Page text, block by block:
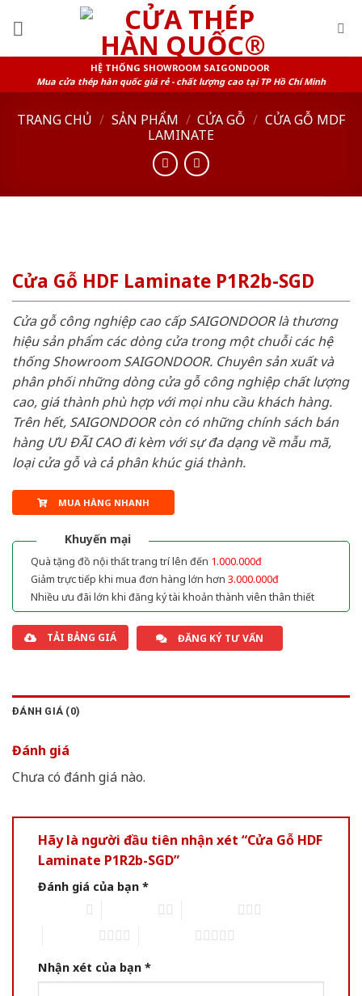
HỆ THỐNG SHOWROOM SAIGONDOOR
Mua cửa thép hàn quốc giá rẻ - chất lượng cao tại TP Hồ Chí Minh
TRANG CHỦ / SẢN PHẨM / CỬA GỖ / CỬA GỖ MDF
LAMINATE
Cửa Gỗ HDF Laminate P1R2b-SGD
Cửa gỗ công nghiệp cao cấp SAIGONDOOR là thương
hiệu sản phẩm các dòng cửa trong một chuỗi các hệ
thống Showroom SAIGONDOOR. Chuyên sản xuất và
phân phối những dòng cửa gỗ công nghiệp chất lượng
cao, giá thành phù hợp với mọi nhu cầu khách hàng.
Trên hết, SAIGONDOOR còn có những chính sách bán
hàng ƯU ĐÃI CAO đi kèm với sự đa dạng về mẫu mã,
loại cửa gỗ và cả phân khúc giá thành.
MUA HÀNG NHANH
Khuyến mại
Quà tặng đồ nội thất trang trí lên đến 1.000.000đ
Giảm trực tiếp khi mua đơn hàng lớn hơn 3.000.000đ
Nhiều ưu đãi lớn khi đăng ký tài khoản thành viên thân thiết
TẢI BẢNG GIÁ ĐĂNG KÝ TƯ VẤN
ĐÁNH GIÁ (0)
Đánh giá
Chưa có đánh giá nào.
Hãy là người đầu tiên nhận xét “Cửa Gỗ HDF
Laminate P1R2b-SGD”
Đánh giá của bạn *
Nhận xét của bạn *